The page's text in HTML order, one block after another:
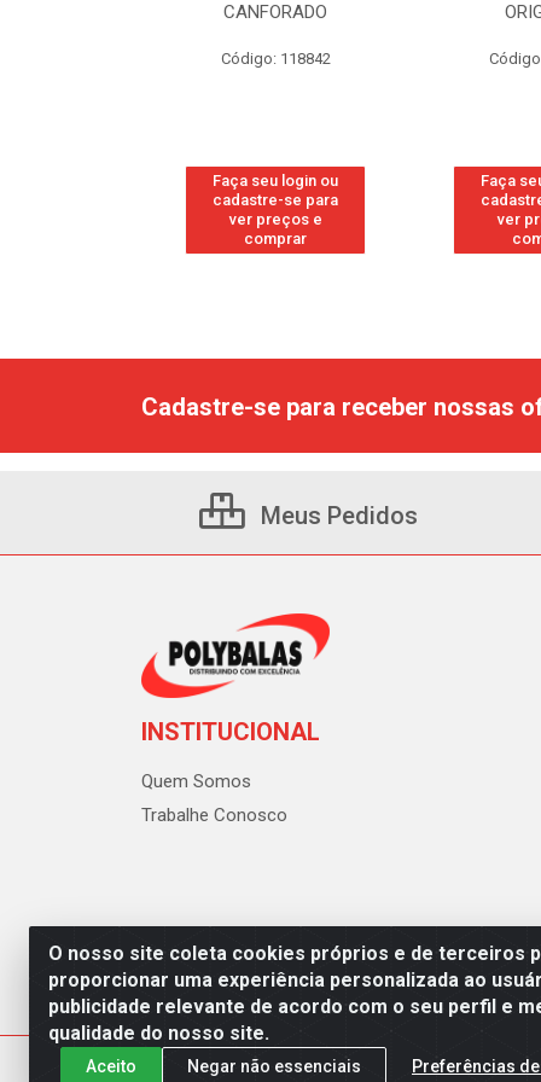
CANFORADO
Código: 118842
Faça seu login ou
cadastre-se para
ver preços e
comprar
Faça
ver
O nosso site coleta cookies próprios e de terceiros
proporcionar uma experiência personalizada ao
publicidade relevante de acordo com o seu perfil e
qualidade do nosso site.
Aceito Negar não essenciais Preferências
Cadastre-se para receber nossas
Meus Pedidos
INSTITUCIONAL
Quem Somos
Trabalhe Conosco
Polybalas - Rua João Miguel